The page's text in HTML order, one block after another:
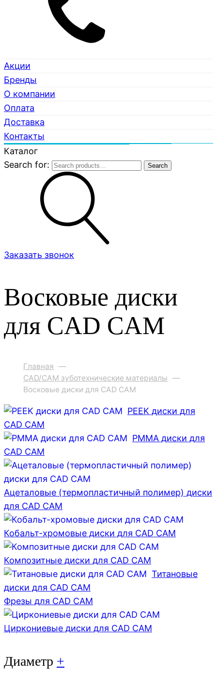
Акции
Бренды
О компании
Оплата
Доставка
Контакты
Каталог
Search for:
Search
Заказать звонок
Восковые диски
для CAD CAM
Главная —
CAD/CAM зуботехнические материалы —
Восковые диски для CAD CAM
PEEK диски для
CAD CAM
PMMA диски для
CAD CAM
Ацеталовые (термопластичный полимер) диски
для CAD CAM
Кобальт-хромовые диски для CAD CAM
Композитные диски для CAD CAM
Титановые
диски для CAD CAM
Фрезы для CAD CAM
Циркониевые диски для CAD CAM
Диаметр +